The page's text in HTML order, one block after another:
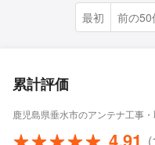
最初 前の50
累計評価
鹿児島県垂水市のアンテナ工事